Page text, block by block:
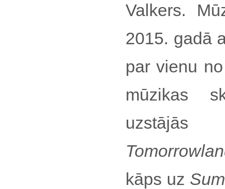
Valkers.
2015. gadā
par vienu
mūzikas
uzstājās
kāps uz